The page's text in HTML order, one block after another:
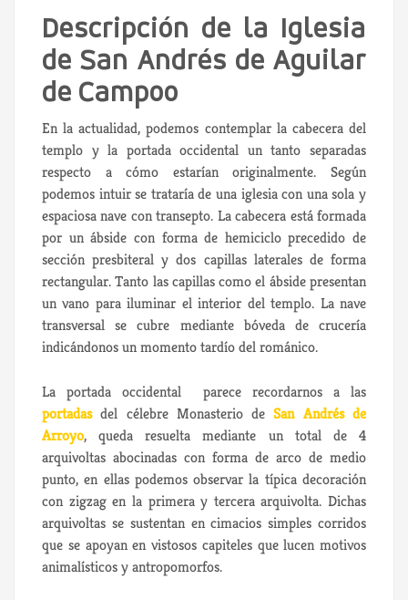
Descripción de la Iglesia
de San Andrés de Aguilar
de Campoo
En la actualidad, podemos contemplar la cabecera del
templo y la portada occidental un tanto separadas
respecto a cómo estarían originalmente. Según
podemos intuir se trataría de una iglesia con una sola y
espaciosa nave con transepto. La cabecera está formada
por un ábside con forma de hemiciclo precedido de
sección presbiteral y dos capillas laterales de forma
rectangular. Tanto las capillas como el ábside presentan
un vano para iluminar el interior del templo. La nave
transversal se cubre mediante bóveda de crucería
indicándonos un momento tardío del románico.
La portada occidental parece recordarnos a las
portadasdel célebre Monasterio deSan Andrés de
Arroyo, queda resuelta mediante un total de 4
arquivoltas abocinadas con forma de arco de medio
punto, en ellas podemos observar la típica decoración
con zigzag en la primera y tercera arquivolta. Dichas
arquivoltas se sustentan en cimacios simples corridos
que se apoyan en vistosos capiteles que lucen motivos
animalísticos y antropomorfos.